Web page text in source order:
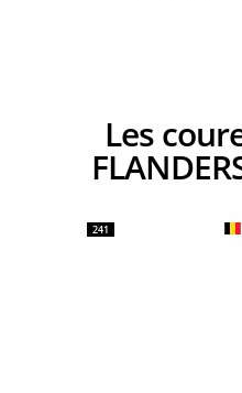
Les coureurs TEAM
241